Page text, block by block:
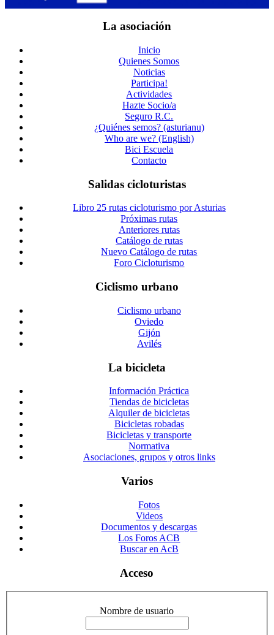
La asociación
Inicio
Quienes Somos
Noticias
Participa!
Actividades
Hazte Socio/a
Seguro R.C.
¿Quiénes semos? (asturianu)
Who are we? (English)
Bici Escuela
Contacto
Salidas cicloturistas
Libro 25 rutas cicloturismo por Asturias
Próximas rutas
Anteriores rutas
Catálogo de rutas
Nuevo Catálogo de rutas
Foro Cicloturismo
Ciclismo urbano
Ciclismo urbano
Oviedo
Gijón
Avilés
La bicicleta
Información Práctica
Tiendas de bicicletas
Alquiler de bicicletas
Bicicletas robadas
Bicicletas y transporte
Normativa
Asociaciones, grupos y otros links
Varios
Fotos
Videos
Documentos y descargas
Los Foros ACB
Buscar en AcB
Acceso
Nombre de usuario